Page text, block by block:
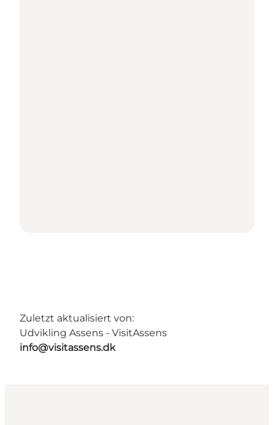
Zuletzt aktualisiert von:
Udvikling Assens - VisitAssens
info@visitassens.dk